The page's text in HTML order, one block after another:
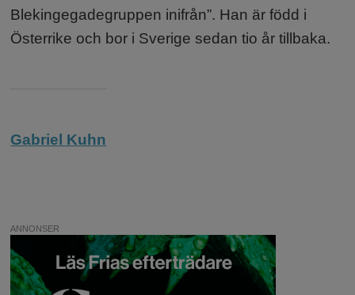
Blekingegadegruppen inifrån”. Han är född i
Österrike och bor i Sverige sedan tio år tillbaka.
Gabriel Kuhn
ANNONSER